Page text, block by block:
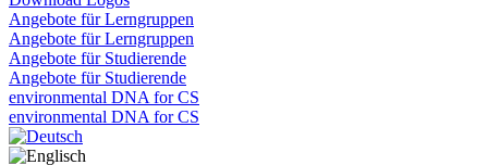
Angebote für Lerngruppen
Angebote für Lerngruppen
Angebote für Studierende
Angebote für Studierende
environmental DNA for CS
environmental DNA for CS